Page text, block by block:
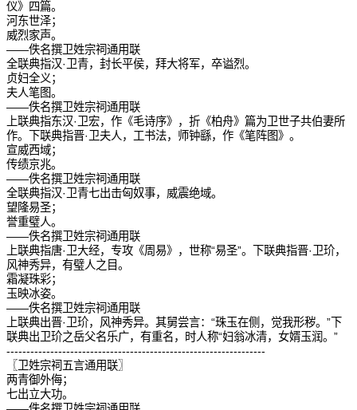
仪》四篇。
河东世泽；
威烈家声。
——佚名撰卫姓宗祠通用联
全联典指汉·卫青，封长平侯，拜大将军，卒谥烈。
贞妇全义；
夫人笔图。
——佚名撰卫姓宗祠通用联
上联典指东汉·卫宏，作《毛诗序》，折《柏舟》篇为卫世子共伯妻所
作。下联典指晋·卫夫人，工书法，师钟繇，作《笔阵图》。
宣威西域；
传绩京兆。
——佚名撰卫姓宗祠通用联
全联典指汉·卫青七出击匈奴事，威震绝域。
望隆易圣；
誉重璧人。
——佚名撰卫姓宗祠通用联
上联典指唐·卫大经，专攻《周易》，世称“易圣”。下联典指晋·卫玠，
风神秀异，有璧人之目。
霜凝珠彩；
玉映冰姿。
——佚名撰卫姓宗祠通用联
上联典出晋·卫玠，风神秀异。其舅尝言：“珠玉在侧，觉我形秽。”下
联典出卫玠之岳父名乐广，有重名，时人称“妇翁冰清，女婿玉润。”
-----------------------------------------------------------------
〖卫姓宗祠五言通用联〗
两青御外侮；
七出立大功。